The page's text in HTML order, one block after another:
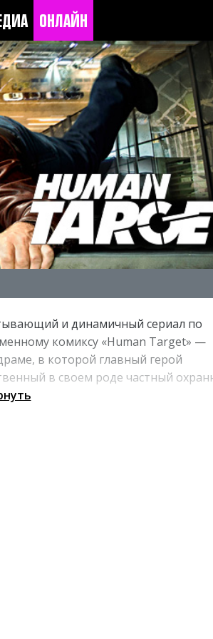
ОНЛАЙН
и динамичный сериал по
комиксу «Human Target» —
в которой главный герой
в своем роде частный
убийства невозможно